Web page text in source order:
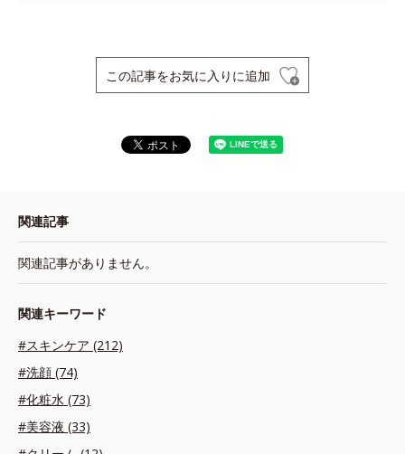
この記事をお気に入りに追加
関連記事
関連記事がありません。
関連キーワード
#スキンケア (212)
#洗顔 (74)
#化粧水 (73)
#美容液 (33)